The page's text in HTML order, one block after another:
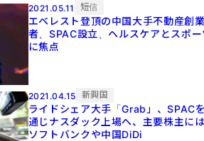
2021.05.11 短信
エベレスト登頂の中国大手不動産創
者、SPAC設立、ヘルスケアとスポー
に焦点
2021.04.15 新興国
ライドシェア大手「Grab」、SPAC
通じナスダック上場へ、主要株主に
ソフトバンクや中国DiDi